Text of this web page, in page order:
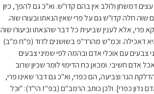
דמשחן ולולב אין בהם קדו"ש. וא"כ גם להפך, כיון
שוה חלה קדו"ש גם על פרי שאין הנאתו ובעורו שוה.
פרי, אלא לענין שביעית כל דבר שהנאתו וביעורו שוה
דאכילה. וכמ"ש מהרד"פ בשושנים לדוד (פ"ח מ"ב)
צבעים עם אוכלי אדם ובהמה לפי שמיני צבעים
אדם חשיבי. ומכאן כח הדימוי לומר שכיון שרוב
הנר וצביעה, הם כפרי, וא"כ גם דבר שאינו פרי,
נדון כפרי]. ולכן כותב הרמב"ם (בפ"ז הי"ד): "וכל